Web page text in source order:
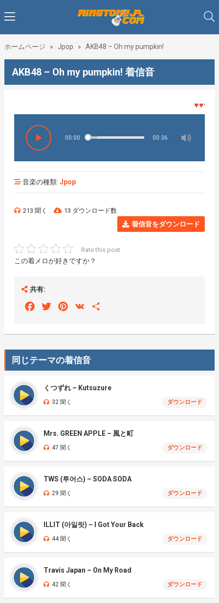
ホームページ » Jpop » AKB48 – Oh my pumpkin!
AKB48 – Oh my pumpkin! 着信音
♥♥♥着メ
00:00 00:36
音楽の種類: Jpop
213 聞く 13 ダウンロード数
着信音をダウンロード
Rate this post
この着メロが好きですか？
共有:
FacebookTwitterPinterest
VK
同じテーマの着信音
くつずれ – Kutsuzure
32 聞く ダウンロード
Mrs. GREEN APPLE – 風と町
47 聞く ダウンロード
TWS (투어스) – SODA SODA
29 聞く ダウンロード
ILLIT (아일릿) – I Got Your Back
44 聞く ダウンロード
Travis Japan – On My Road
42 聞く ダウンロード